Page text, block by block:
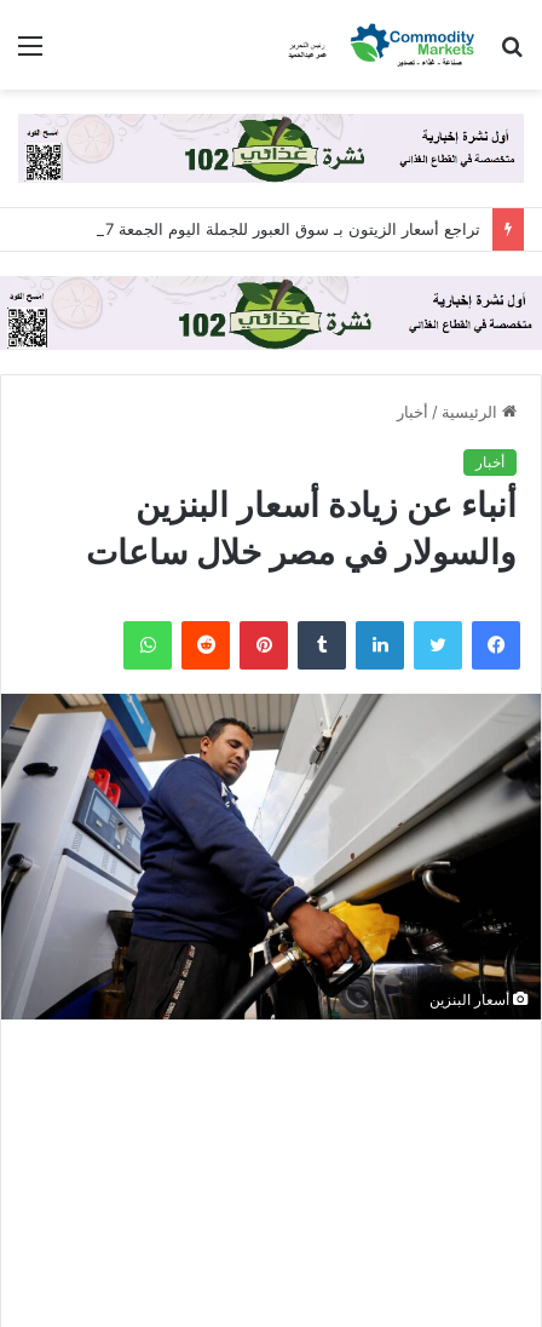
بحث
الرئيسية / أخبار
أخبار
أنباء عن زيادة أسعار البنزين
والسولار في مصر خلال ساعات
فيسبوك تويتر لينكدإن بينتيريست واتساب
أسعار البنزين